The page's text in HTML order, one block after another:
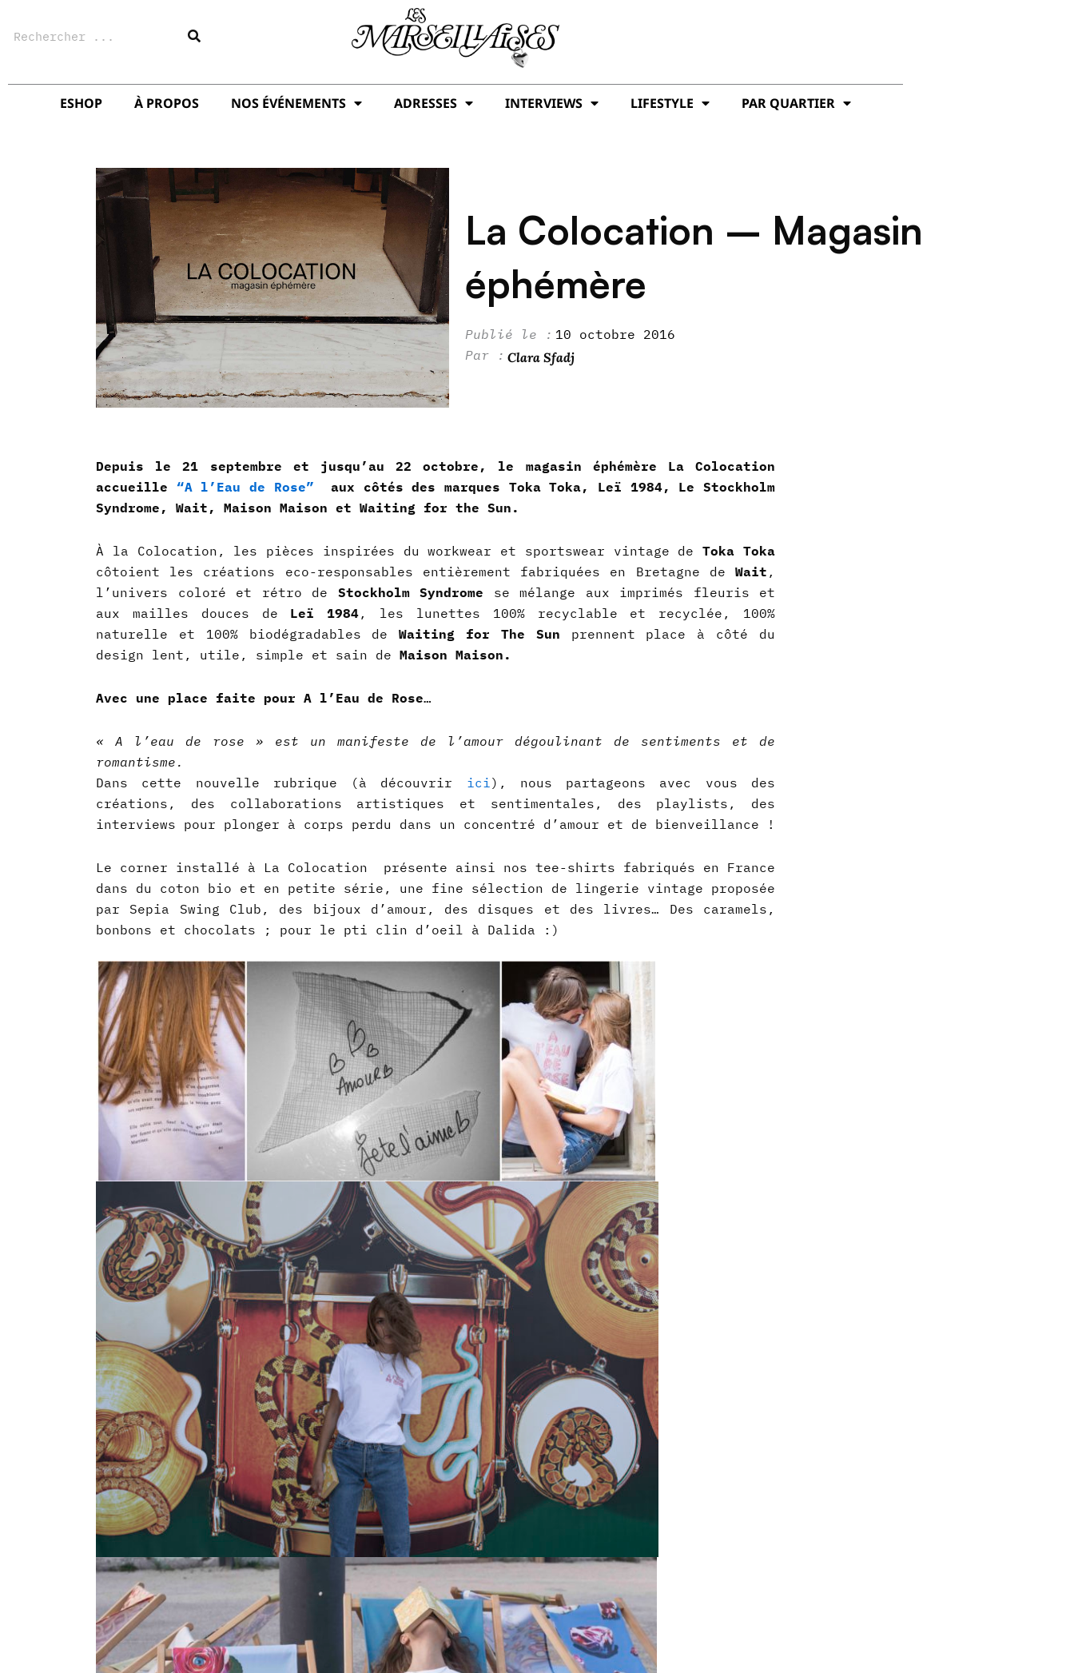
ESHOP À PROPOS NOS ÉVÉNEMENTS ADRESSES INTERVIEWS LIFESTYLE PAR QUARTIER
La Colocation – Magasin
éphémère
10 octobre 2016
Clara Sfadj
Depuis le 21 septembre et jusqu’au 22 octobre, le magasin éphémère La Colocation
accueille “A l’Eau de Rose”
aux côtés des marques Toka Toka, Leï 1984, Le Stockholm
Syndrome, Wait, Maison Maison et Waiting for the Sun.
À la Colocation, les pièces inspirées du workwear et sportswear vintage deToka Toka
côtoient les créations eco-responsables entièrement fabriquées en Bretagne de Wait ,
l’univers coloré et rétro de Stockholm Syndrome se mélange aux imprimés fleuris et
aux mailles douces de Leï 1984, les lunettes 100% recyclable et recyclée, 100%
naturelle et 100% biodégradables deWaiting for The Sun prennent place à côté du
design lent, utile, simple et sain de Maison Maison.
Avec une place faite pour A l’Eau de Rose…
« A l’eau de rose » est un manifeste de l’amour dégoulinant de sentiments et de
romantisme.
Dans cette nouvelle rubrique (à découvrir ici), nous partageons avec vous des
créations, des collaborations artistiques et sentimentales, des playlists, des
interviews pour plonger à corps perdu dans un concentré d’amour et de bienveillance !
Le corner installé à La Colocation présente ainsi nos tee-shirts fabriqués en France
dans du coton bio et en petite série, une fine sélection de lingerie vintage proposée
par Sepia Swing Club, des bijoux d’amour, des disques et des livres… Des caramels,
bonbons et chocolats ; pour le pti clin d’oeil à Dalida :)